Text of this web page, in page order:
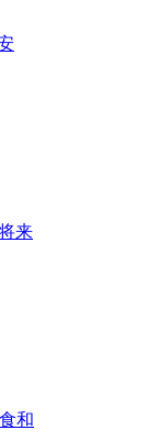
来
和